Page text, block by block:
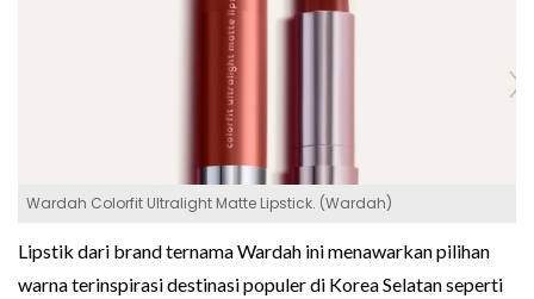
Wardah Colorfit Ultralight Matte Lipstick. (Wardah)
Lipstik dari brand ternama Wardah ini menawarkan pilihan
warna terinspirasi destinasi populer di Korea Selatan seperti